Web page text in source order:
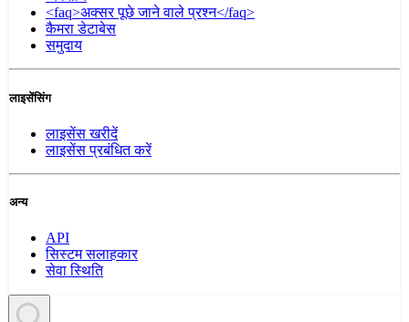
<faq>अक्सर पूछे जाने वाले प्रश्न</faq>
कैमरा डेटाबेस
समुदाय
लाइसेंसिंग
लाइसेंस खरीदें
लाइसेंस प्रबंधित करें
अन्य
API
सिस्टम सलाहकार
सेवा स्थिति